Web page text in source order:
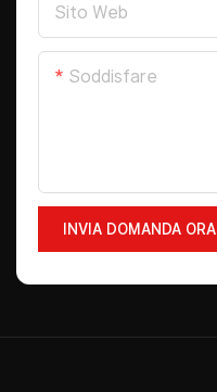
Sito Web
Soddisfare
INVIA DOMANDA ORA